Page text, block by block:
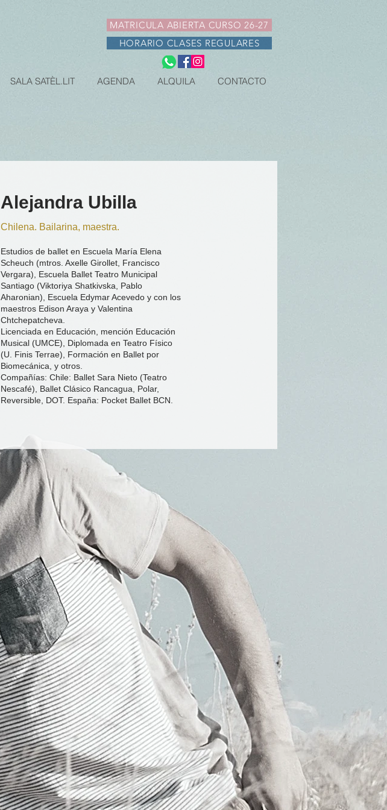
MATRICULA ABIERTA CURSO 26-27
HORARIO CLASES REGULARES
SALA SATÈL.LIT AGENDA ALQUILA CONTACTO
Alejandra Ubilla
Chilena. Bailarina, maestra.
Estudios de ballet en Escuela María Elena
Scheuch (mtros. Axelle Girollet, Francisco
Vergara), Escuela Ballet Teatro Municipal
Santiago (Viktoriya Shatkivska, Pablo
Aharonian), Escuela Edymar Acevedo y con los
maestros Edison Araya y Valentina
Chtchepatcheva.
Licenciada en Educación, mención Educación
Musical (UMCE), Diplomada en Teatro Físico
(U. Finis Terrae), Formación en Ballet por
Biomecánica, y otros.
Compañías: Chile: Ballet Sara Nieto (Teatro
Nescafé), Ballet Clásico Rancagua, Polar,
Reversible, DOT. España: Pocket Ballet BCN.